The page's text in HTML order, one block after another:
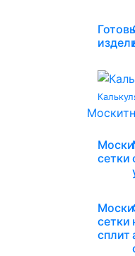
сетки
сетки
сплит